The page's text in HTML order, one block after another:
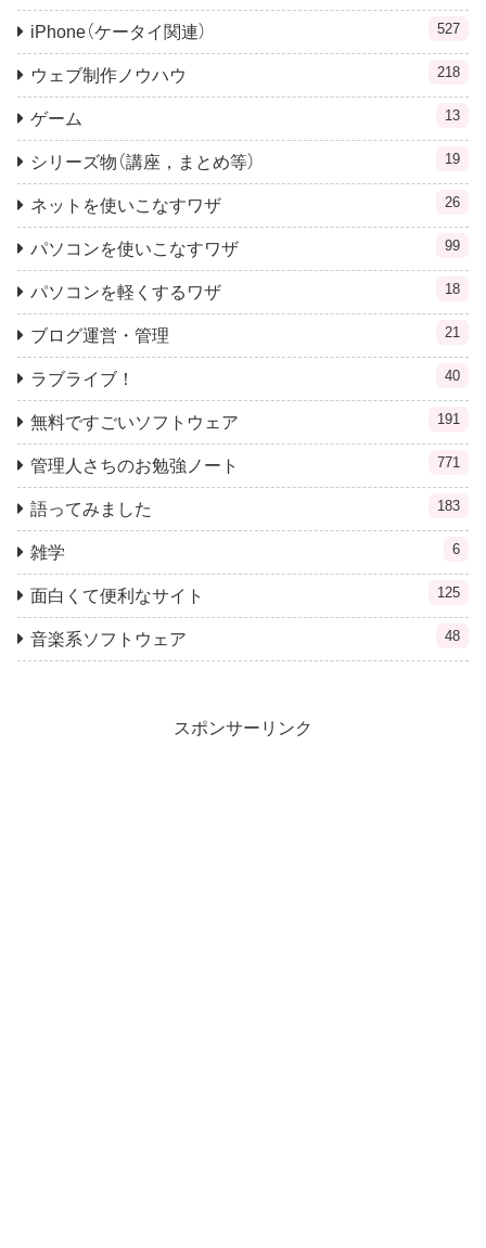
iPhone（ケータイ関連） 527
ウェブ制作ノウハウ 218
ゲーム 13
シリーズ物（講座，まとめ等） 19
ネットを使いこなすワザ 26
パソコンを使いこなすワザ 99
パソコンを軽くするワザ 18
ブログ運営・管理 21
ラブライブ！ 40
無料ですごいソフトウェア 191
管理人さちのお勉強ノート 771
語ってみました 183
雑学 6
面白くて便利なサイト 125
音楽系ソフトウェア 48
スポンサーリンク